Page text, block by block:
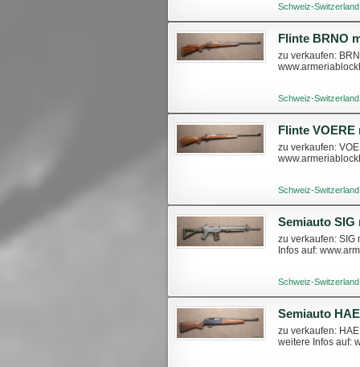
Schweiz-
Flinte BRNO
zu verkaufen:
Schweiz-
Flinte VOERE
zu verkaufen:
Schweiz-
Semiauto SIG
zu verkaufen: SIG
Infos auf:
Schweiz-
Semiauto
zu verkaufen:
weitere Infos auf: